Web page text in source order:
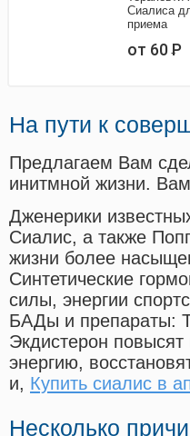
Сиалиса
приема
от 60Р
На пути к
Предлагаем Вам
инитмной жизни.
Дженерики
Сиалис, а также
жизни более
Синтетические
силы, энергии
БАДы и препараты:
Экдистерон
энергию,
и, Купить сиалис в
Несколько